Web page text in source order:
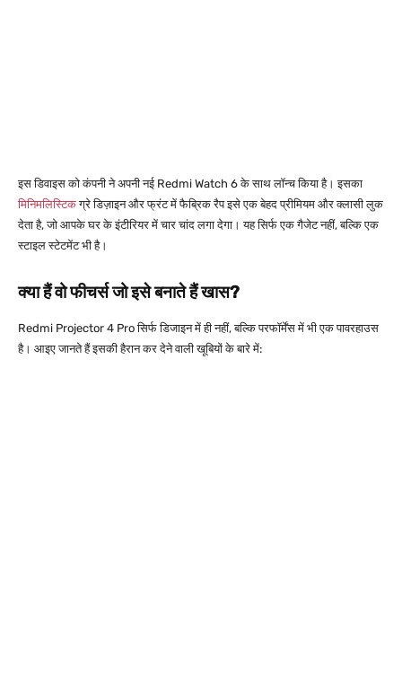
इस डिवाइस को कंपनी ने अपनी नई Redmi Watch 6 के साथ लॉन्च किया है। इसका
मिनिमलिस्टिकग्रे डिज़ाइन और फ्रंट में फैब्रिक रैप इसे एक बेहद प्रीमियम और क्लासी लुक
देता है, जो आपके घर के इंटीरियर में चार चांद लगा देगा। यह सिर्फ एक गैजेट नहीं, बल्कि एक
स्टाइल स्टेटमेंट भी है।
क्या हैं वो फीचर्स जो इसे बनाते हैं खास?
Redmi Projector 4 Pro सिर्फ डिजाइन में ही नहीं, बल्कि परफॉर्मेंस में भी एक पावरहाउस
है। आइए जानते हैं इसकी हैरान कर देने वाली खूबियों के बारे में: